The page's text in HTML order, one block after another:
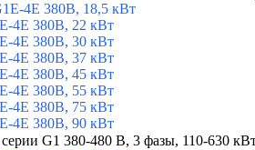
4E 380В, 18,5 кВт
4E 380В, 22 кВт
4E 380В, 30 кВт
4E 380В, 37 кВт
4E 380В, 45 кВт
4E 380В, 55 кВт
4E 380В, 75 кВт
4E 380В, 90 кВт
G1 380-480 В, 3 фазы, 110-630